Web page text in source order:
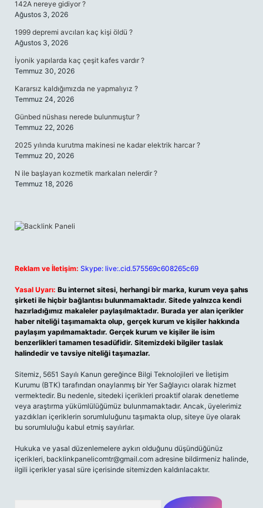
142A nereye gidiyor ?
Ağustos 3, 2026
1999 depremi avcıları kaç kişi öldü ?
Ağustos 3, 2026
İyonik yapılarda kaç çeşit kafes vardır ?
Temmuz 30, 2026
Kararsız kaldığımızda ne yapmalıyız ?
Temmuz 24, 2026
Günbed nüshası nerede bulunmuştur ?
Temmuz 22, 2026
2025 yılında kurutma makinesi ne kadar elektrik harcar ?
Temmuz 20, 2026
N ile başlayan kozmetik markaları nelerdir ?
Temmuz 18, 2026
Reklam ve İletişim: Skype: live:.cid.575569c608265c69
Yasal Uyarı: Bu internet sitesi, herhangi bir marka, kurum veya şahıs
şirketi ile hiçbir bağlantısı bulunmamaktadır. Sitede yalnızca kendi
hazırladığımız makaleler paylaşılmaktadır. Burada yer alan içerikler
haber niteliği taşımamakta olup, gerçek kurum ve kişiler hakkında
paylaşım yapılmamaktadır. Gerçek kurum ve kişiler ile isim
benzerlikleri tamamen tesadüfidir. Sitemizdeki bilgiler taslak
halindedir ve tavsiye niteliği taşımazlar.
Sitemiz, 5651 Sayılı Kanun gereğince Bilgi Teknolojileri ve İletişim
Kurumu (BTK) tarafından onaylanmış bir Yer Sağlayıcı olarak hizmet
vermektedir. Bu nedenle, sitedeki içerikleri proaktif olarak denetleme
veya araştırma yükümlülüğümüz bulunmamaktadır. Ancak, üyelerimiz
yazdıkları içeriklerin sorumluluğunu taşımakta olup, siteye üye olarak
bu sorumluluğu kabul etmiş sayılırlar.
Hukuka ve yasal düzenlemelere aykırı olduğunu düşündüğünüz
içerikleri, backlinkpanelicomtr@gmail.com adresine bildirmeniz halinde,
ilgili içerikler yasal süre içerisinde sitemizden kaldırılacaktır.